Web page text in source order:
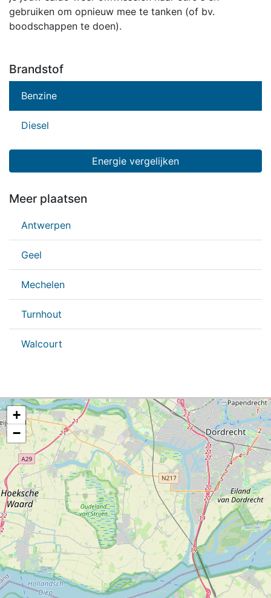
gebruiken om opnieuw mee te tanken (of bv.
boodschappen te doen).
Brandstof
Benzine
Diesel
Energie vergelijken
Meer plaatsen
Antwerpen
Geel
Mechelen
Turnhout
Walcourt
+
−